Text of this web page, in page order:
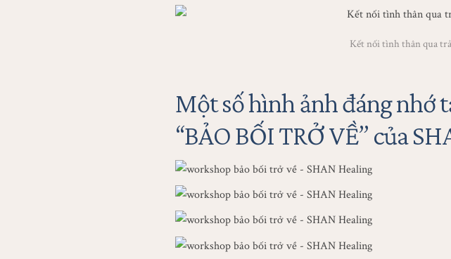
Kết nối tình thân qua
Một số hình ảnh đáng nhớ
“BẢO BỐI TRỞ VỀ” của